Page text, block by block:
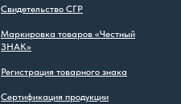
Свидетельство СГР
Маркировка товаров «Честный
ЗНАК»
Регистрация товарного знака
Сертификация продукции